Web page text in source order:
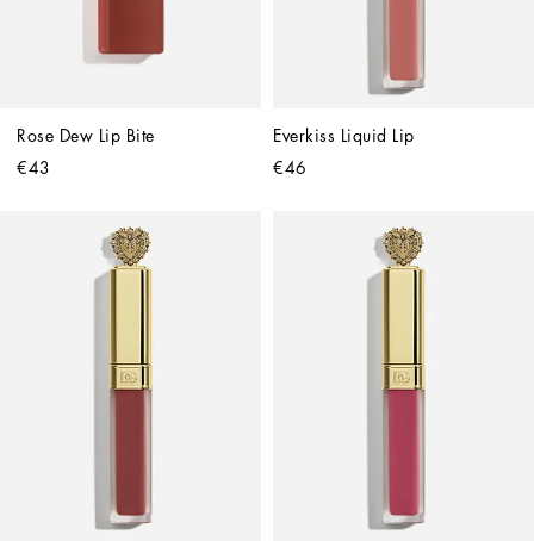
Rose Dew Lip Bite
€43
Everkiss Liquid Lip
€46